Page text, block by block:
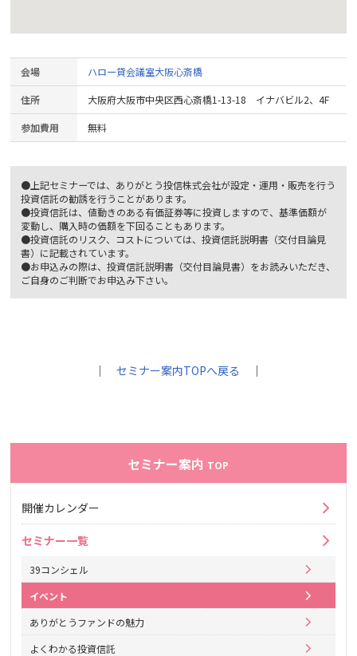
会場 ハロー貸会議室大阪心斎橋
住所 大阪府大阪市中央区西心斎橋1-13-18 イナバビル2、4F
参加費用 無料
●上記セミナーでは、ありがとう投信株式会社が設定・運用・販売を行う
投資信託の勧誘を行うことがあります。
●投資信託は、値動きのある有価証券等に投資しますので、基準価額が
変動し、購入時の価額を下回ることもあります。
●投資信託のリスク、コストについては、投資信託説明書（交付目論見
書）に記載されています。
●お申込みの際は、投資信託説明書（交付目論見書）をお読みいただき、
ご自身のご判断でお申込み下さい。
｜セミナー案内TOPへ戻る ｜
セミナー案内 TOP
開催カレンダー
セミナー一覧
39コンシェル
イベント
ありがとうファンドの魅力
よくわかる投資信託